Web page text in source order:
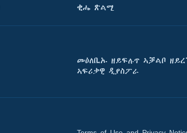
ቂሔ ጽልሚ
መዕለቢኡ ዘይፍሉጥ ኣቓልቦ
ኣፍሪቃዊ ዲያስፖራ